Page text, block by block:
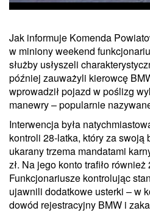
Jak informuje Komenda
w miniony weekend
służby usłyszeli
później zauważyli kierowcę
wprowadził pojazd w poślizg
manewry – popularnie
Interwencja była
kontroli 28-latka, który za swoją
ukarany trzema mandatami
zł. Na jego konto trafiło
Funkcjonariusze kontrolując
ujawnili dodatkowe usterki – w
dowód rejestracyjny BMW i